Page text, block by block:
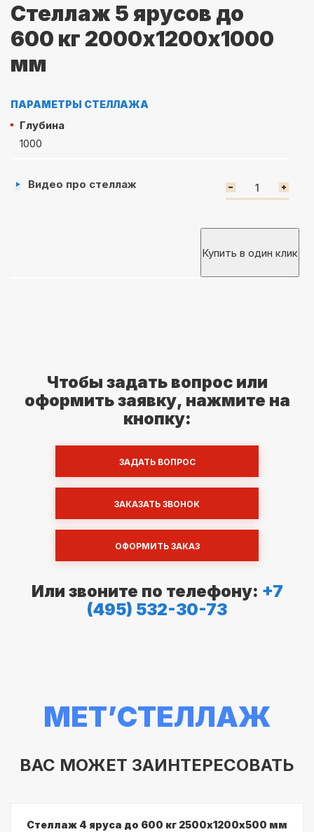
Стеллаж 5 ярусов до
600 кг 2000х1200х1000
мм
ПАРАМЕТРЫ СТЕЛЛАЖА
Глубина
1000
Видео про стеллаж
Чтобы задать вопрос или
оформить заявку, нажмите на
кнопку:
ЗАДАТЬ ВОПРОС
ЗАКАЗАТЬ ЗВОНОК
ОФОРМИТЬ ЗАКАЗ
Или звоните по телефону: +7
(495) 532-30-73
МЕТ’СТЕЛЛАЖ
ВАС МОЖЕТ ЗАИНТЕРЕСОВАТЬ
Стеллаж 4 яруса до 600 кг 2500х1200х500 мм